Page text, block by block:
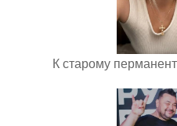
К старому